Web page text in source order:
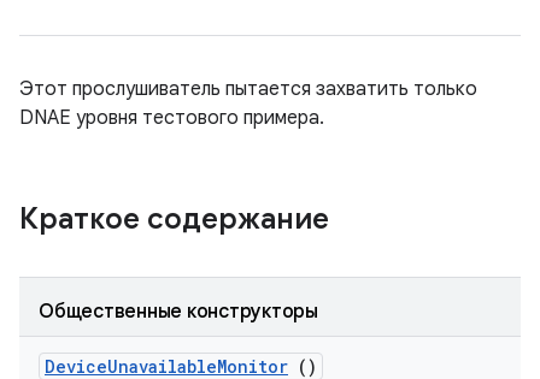
Этот прослушиватель пытается захватить только
DNAE уровня тестового примера.
Краткое содержание
Общественные конструкторы
DeviceUnavailableMonitor ()